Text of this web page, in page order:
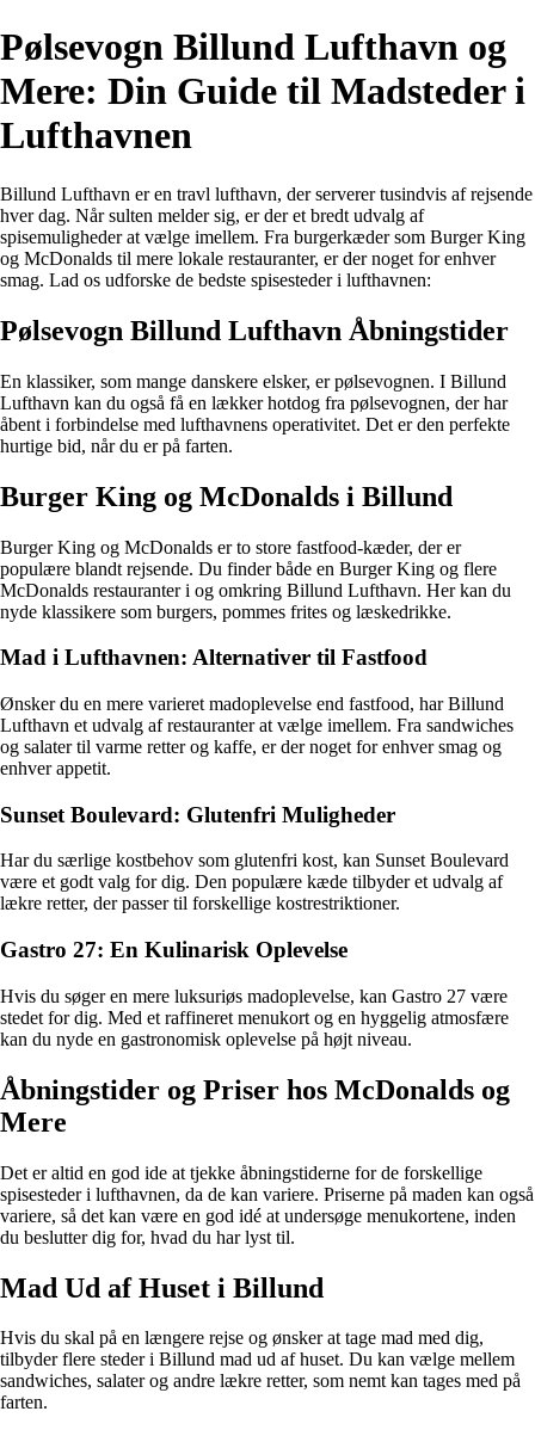
Pølsevogn Billund Lufthavn og
Mere: Din Guide til Madsteder i
Lufthavnen
Billund Lufthavn er en travl lufthavn, der serverer tusindvis af rejsende
hver dag. Når sulten melder sig, er der et bredt udvalg af
spisemuligheder at vælge imellem. Fra burgerkæder som Burger King
og McDonalds til mere lokale restauranter, er der noget for enhver
smag. Lad os udforske de bedste spisesteder i lufthavnen:
Pølsevogn Billund Lufthavn Åbningstider
En klassiker, som mange danskere elsker, er pølsevognen. I Billund
Lufthavn kan du også få en lækker hotdog fra pølsevognen, der har
åbent i forbindelse med lufthavnens operativitet. Det er den perfekte
hurtige bid, når du er på farten.
Burger King og McDonalds i Billund
Burger King og McDonalds er to store fastfood-kæder, der er
populære blandt rejsende. Du finder både en Burger King og flere
McDonalds restauranter i og omkring Billund Lufthavn. Her kan du
nyde klassikere som burgers, pommes frites og læskedrikke.
Mad i Lufthavnen: Alternativer til Fastfood
Ønsker du en mere varieret madoplevelse end fastfood, har Billund
Lufthavn et udvalg af restauranter at vælge imellem. Fra sandwiches
og salater til varme retter og kaffe, er der noget for enhver smag og
enhver appetit.
Sunset Boulevard: Glutenfri Muligheder
Har du særlige kostbehov som glutenfri kost, kan Sunset Boulevard
være et godt valg for dig. Den populære kæde tilbyder et udvalg af
lækre retter, der passer til forskellige kostrestriktioner.
Gastro 27: En Kulinarisk Oplevelse
Hvis du søger en mere luksuriøs madoplevelse, kan Gastro 27 være
stedet for dig. Med et raffineret menukort og en hyggelig atmosfære
kan du nyde en gastronomisk oplevelse på højt niveau.
Åbningstider og Priser hos McDonalds og
Mere
Det er altid en god ide at tjekke åbningstiderne for de forskellige
spisesteder i lufthavnen, da de kan variere. Priserne på maden kan også
variere, så det kan være en god idé at undersøge menukortene, inden
du beslutter dig for, hvad du har lyst til.
Mad Ud af Huset i Billund
Hvis du skal på en længere rejse og ønsker at tage mad med dig,
tilbyder flere steder i Billund mad ud af huset. Du kan vælge mellem
sandwiches, salater og andre lækre retter, som nemt kan tages med på
farten.